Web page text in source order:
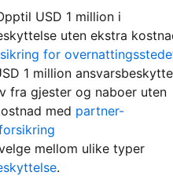
USD 1 million i
uten ekstra
for
1 million
fra gjester og naboer uten
med partner-
mellom ulike typer
.